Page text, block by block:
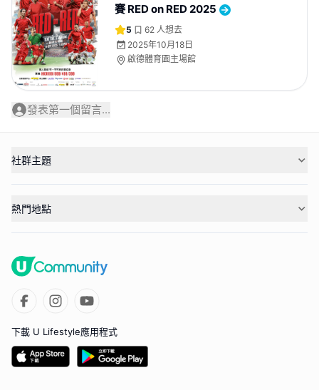
賽 RED on RED 2025
5 62 人想去
2025年10月18日
啟德體育園主場館
發表第一個留言...
社群主題
熱門地點
下載 U Lifestyle應用程式